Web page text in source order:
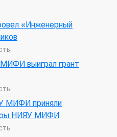
«Инженерный
выиграл грант
МИФИ приняли
НИЯУ МИФИ